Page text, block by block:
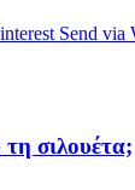
Send via
τη σιλουέτα;